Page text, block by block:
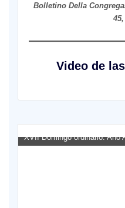
Bolletino Della
Video de
A